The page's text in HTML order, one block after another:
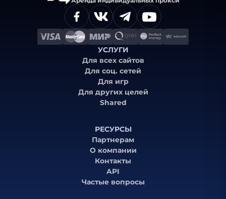
УСЛУГИ
Для всех сайтов
Для соц. сетей
Для игр
Для других целей
Shared
РЕСУРСЫ
Партнерам
О компании
Контакты
API
Частые вопросы